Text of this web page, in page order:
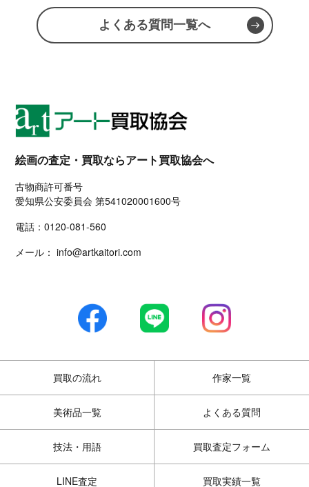
よくある質問一覧へ
絵画の査定・買取ならアート買取協会へ
古物商許可番号
愛知県公安委員会 第541020001600号
電話：0120-081-560
メール： info@artkaitori.com
買取の流れ 作家一覧
美術品一覧 よくある質問
技法・用語 買取査定フォーム
LINE査定 買取実績一覧